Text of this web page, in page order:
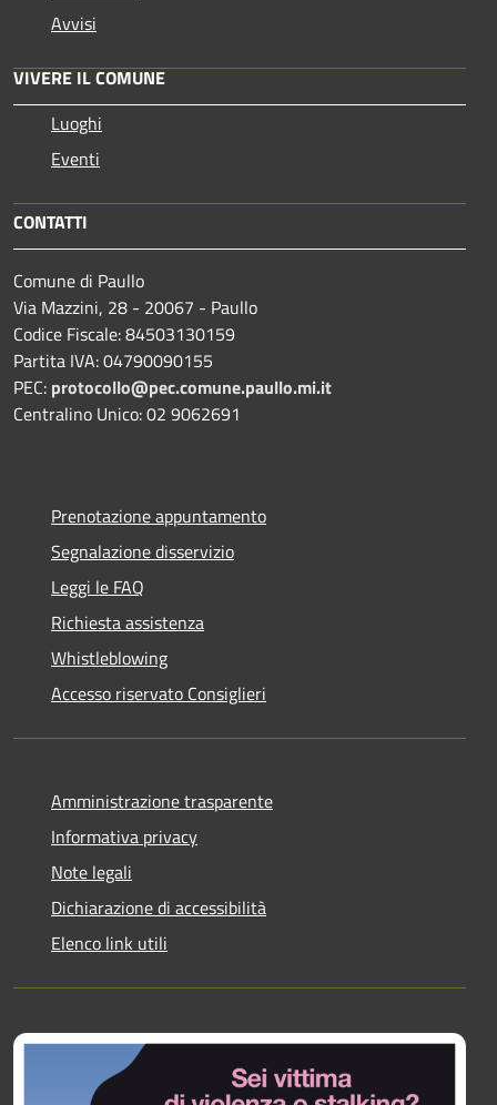
Avvisi
VIVERE IL COMUNE
Luoghi
Eventi
CONTATTI
Comune di Paullo
Via Mazzini, 28 - 20067 - Paullo
Codice Fiscale: 84503130159
Partita IVA: 04790090155
PEC: protocollo@pec.comune.paullo.mi.it
Centralino Unico: 02 9062691
Prenotazione appuntamento
Segnalazione disservizio
Leggi le FAQ
Richiesta assistenza
Whistleblowing
Accesso riservato Consiglieri
Amministrazione trasparente
Informativa privacy
Note legali
Dichiarazione di accessibilità
Elenco link utili